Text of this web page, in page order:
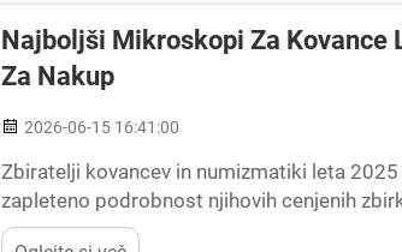
Najboljši Mikroskopi Za Kovance
Za Nakup
2026-06-15 16:41:00
Zbiratelji kovancev in numizmatiki leta
zapleteno podrobnost njihovih cenjenih
postal nujno orodje za potrjevanje